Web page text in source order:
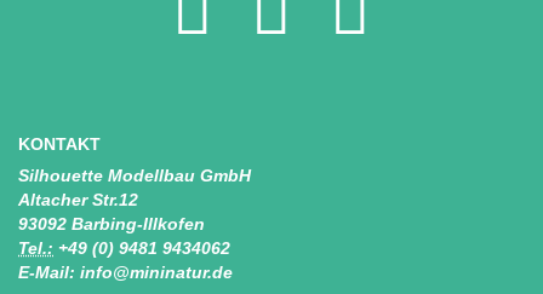
KONTAKT
Silhouette Modellbau GmbH
Altacher Str.12
93092 Barbing-Illkofen
Tel.: +49 (0) 9481 9434062
E-Mail: info@mininatur.de